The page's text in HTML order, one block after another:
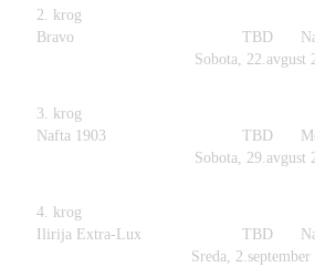
2. krog
Bravo
TBD
Sobota, 22.avgust
3. krog
Nafta 1903
TBD
Sobota, 29.avgust
4. krog
Ilirija Extra-Lux
TBD
Sreda, 2.september